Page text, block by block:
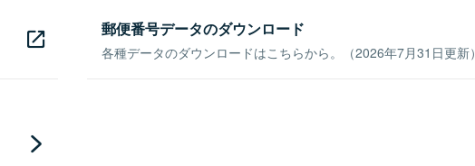
郵便番号データのダウンロード
各種データのダウンロードはこちらから。（2026年7月31日更新）